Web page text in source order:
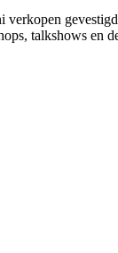
talkshows en